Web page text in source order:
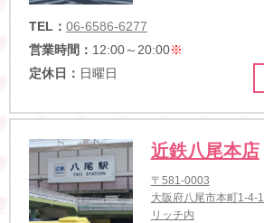
TEL： 06-6586-6277
営業時間： 12:00～20:00※
定休日： 日曜日
近鉄八尾本店
〒581-0003
大阪府八尾市本町1-
リッチ内